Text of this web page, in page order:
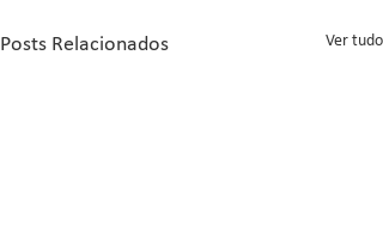
Posts Relacionados Ver tudo